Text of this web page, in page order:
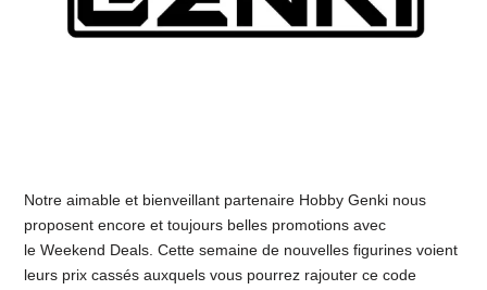
Notre aimable et bienveillant partenaire Hobby Genki nous
proposent encore et toujours belles promotions avec
le Weekend Deals. Cette semaine de nouvelles figurines voient
leurs prix cassés auxquels vous pourrez rajouter ce code